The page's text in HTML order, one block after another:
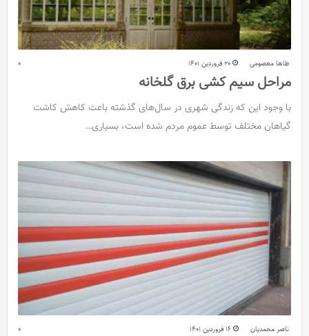
طاها معصومی 20 فروردین 1401 0
مراحل سیم کشی برق گلخانه
با وجود این که زندگی شهری در سال‌های گذشته باعث کاهش کاشت
گیاهان مختلف توسط عموم مردم شده است، بسیاری…
ناصر محمدیان 16 فروردین 1401 0